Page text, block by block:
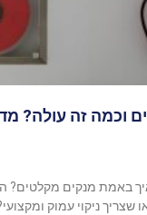
וכמה זה עולה?
באמת מנקים
שצריך ניקוי עמוק